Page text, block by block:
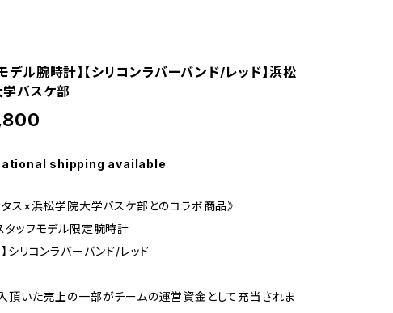
デル腕時計】【シリコンラバーバンド/レッド】浜松
バスケ部
shipping available
タス×浜松学院大学バスケ部とのコラボ商品》
タッフモデル限定腕時計
】シリコンラバーバンド/レッド
頂いた売上の一部がチームの運営資金として充当されま